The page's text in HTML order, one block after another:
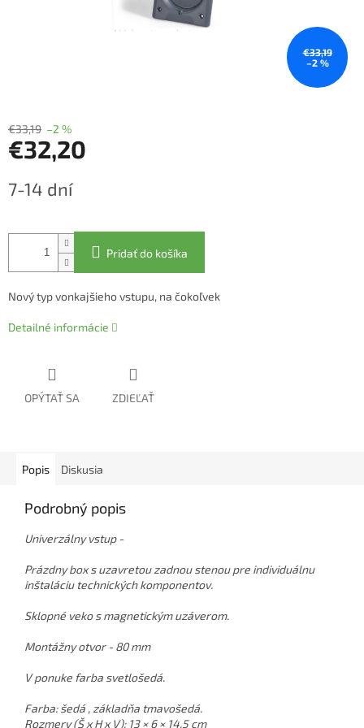
€33,19
–2 %
€33,19 –2 %
€32,20
cena:
7-14 dní
Pridať do košíka
Nový typ vonkajšieho vstupu, na čokoľvek
Detailné informácie
OPÝTAŤ SA ZDIEĽAŤ
Popis Diskusia
Podrobný popis
Univerzálny vstup -
Prázdny box s uzavretou zadnou stenou pre individuálnu
inštaláciu technických komponentov.
Sklopné veko s magnetickým uzáverom.
Montážny otvor - 80 mm
V ponuke farba svetlošedá.
Farba: šedá , základňa tmavošedá.
Rozmery (Š x H x V): 13 × 6 × 14,5 cm